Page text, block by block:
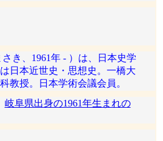
き、1961年 - ）は、日本史学
日本近世史・思想史。一橋大
教授。日本学術会議会員。
岐阜県出身の1961年生まれの